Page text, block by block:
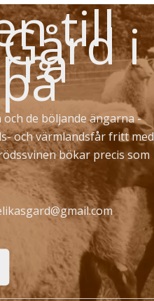
till i
de böljande ängarna -
och värmlandsfår fritt med
bökar precis som